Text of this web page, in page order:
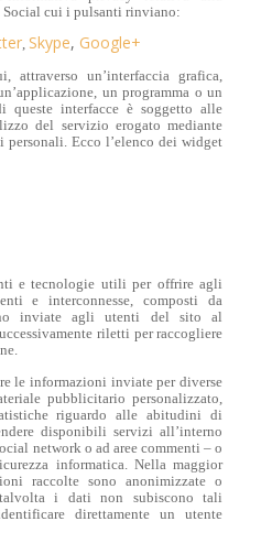
Social cui i pulsanti rinviano:
, Skype, Google+
un’interfaccia grafica,
un programma o un
queste interfacce è soggetto alle
del servizio erogato mediante
personali. Ecco l’elenco dei widget
e tecnologie utili per offrire agli
e interconnesse, composti da
inviate agli utenti del sito al
riletti per raccogliere
le informazioni inviate per diverse
pubblicitario personalizzato,
riguardo alle abitudini di
disponibili servizi all’interno
network o ad aree commenti – o
informatica. Nella maggior
raccolte sono anonimizzate o
talvolta i dati non subiscono tali
direttamente un utente